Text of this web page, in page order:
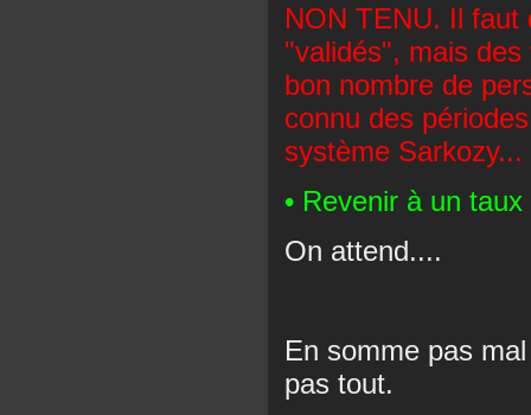
NON TENU. Il faut
"validés", mais
bon nombre de
connu des
système Sarkozy...
• Revenir à un
On attend....
En somme pas
pas tout.